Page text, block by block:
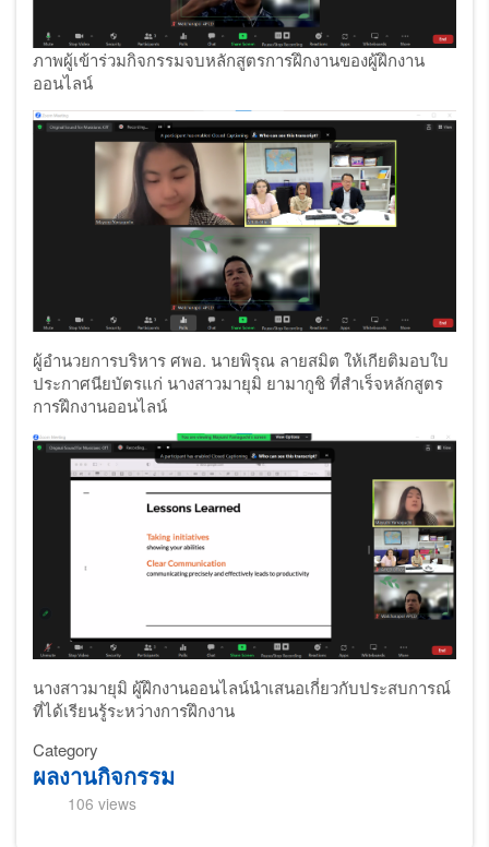
ภาพผู้เข้าร่วมกิจกรรมจบหลักสูตรการฝึกงานของผู้ฝึกงาน
ออนไลน์
ผู้อำนวยการบริหาร ศพอ. นายพิรุณ ลายสมิต ให้เกียติมอบใบ
ประกาศนียบัตรแก่ นางสาวมายุมิ ยามากูชิ ที่สำเร็จหลักสูตร
การฝึกงานออนไลน์
นางสาวมายุมิ ผู้ฝึกงานออนไลน์นำเสนอเกี่ยวกับประสบการณ์
ที่ได้เรียนรู้ระหว่างการฝึกงาน
Category
ผลงานกิจกรรม
106 views